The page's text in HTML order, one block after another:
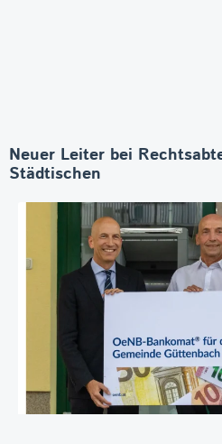
Neuer Leiter bei
Städtischen